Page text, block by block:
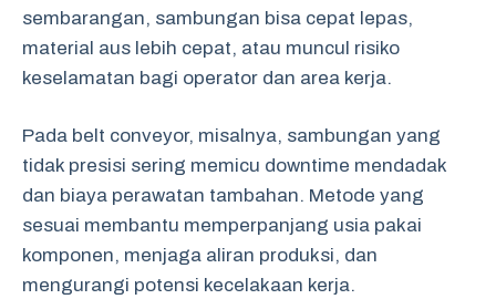
sembarangan, sambungan bisa cepat lepas,
material aus lebih cepat, atau muncul risiko
keselamatan bagi operator dan area kerja.
Pada belt conveyor, misalnya, sambungan yang
tidak presisi sering memicu downtime mendadak
dan biaya perawatan tambahan. Metode yang
sesuai membantu memperpanjang usia pakai
komponen, menjaga aliran produksi, dan
mengurangi potensi kecelakaan kerja.